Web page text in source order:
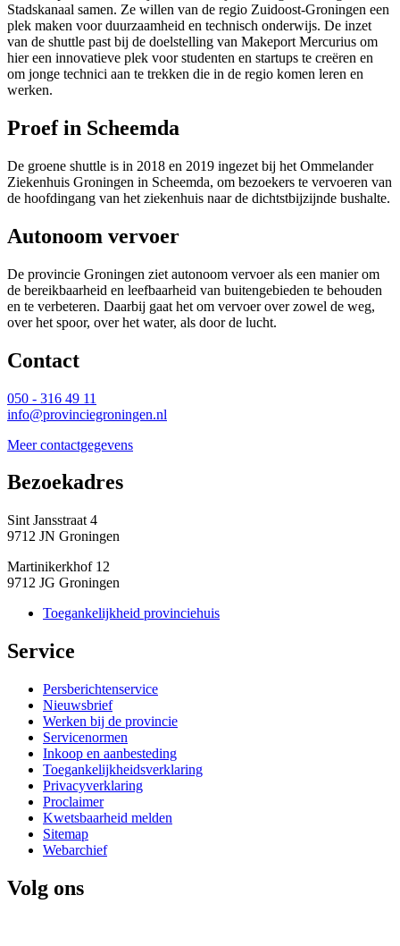
Stadskanaal samen. Ze willen van de regio Zuidoost-Groningen een
plek maken voor duurzaamheid en technisch onderwijs. De inzet
van de shuttle past bij de doelstelling van Makeport Mercurius om
hier een innovatieve plek voor studenten en startups te creëren en
om jonge technici aan te trekken die in de regio komen leren en
werken.
Proef in Scheemda
De groene shuttle is in 2018 en 2019 ingezet bij het Ommelander
Ziekenhuis Groningen in Scheemda, om bezoekers te vervoeren van
de hoofdingang van het ziekenhuis naar de dichtstbijzijnde bushalte.
Autonoom vervoer
De provincie Groningen ziet autonoom vervoer als een manier om
de bereikbaarheid en leefbaarheid van buitengebieden te behouden
en te verbeteren. Daarbij gaat het om vervoer over zowel de weg,
over het spoor, over het water, als door de lucht.
Contact
050 - 316 49 11
info@provinciegroningen.nl
Meer contactgegevens
Bezoekadres
Sint Jansstraat 4
9712 JN Groningen
Martinikerkhof 12
9712 JG Groningen
Toegankelijkheid provinciehuis
Service
Persberichtenservice
Nieuwsbrief
Werken bij de provincie
Servicenormen
Inkoop en aanbesteding
Toegankelijkheidsverklaring
Privacyverklaring
Proclaimer
Kwetsbaarheid melden
Sitemap
Webarchief
Volg ons